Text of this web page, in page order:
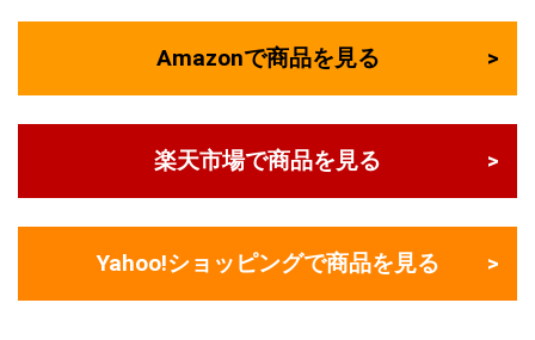
Amazonで商品を見る
楽天市場で商品を見る
Yahoo!ショッピングで商品を見る